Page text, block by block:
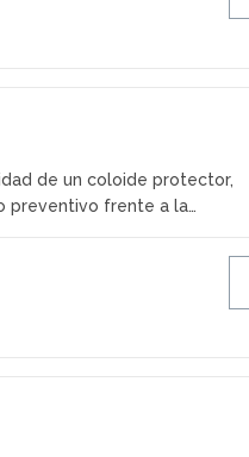
de un coloide protector,
preventivo frente a la…